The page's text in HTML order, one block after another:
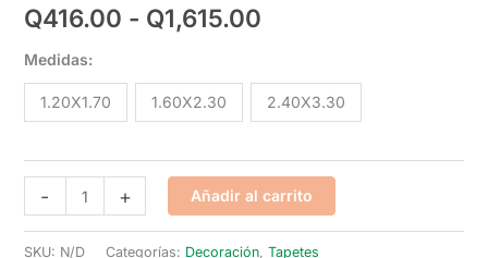
Q416.00 - Q1,615.00Rango
precios:
Q416.00
hasta
Medidas:
1.20X1.70 1.60X2.30 2.40X3.30
-
Bohemian
Ecru
+ Añadir al carrito
SKU: N/D Categorías: Decoración, Tapetes